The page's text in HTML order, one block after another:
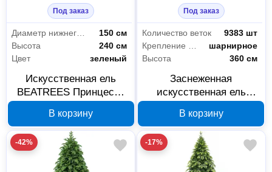
Под заказ
150 см
Высота
240 см
Цвет
зеленый
Искусственная ель
BEATREES Принцесса
В корзину
Под заказ
Количество веток
9383 шт
шарнирное
Высота
360 см
Заснеженная
искусственная ель
360 см 1040436
В корзину
-42% -17%